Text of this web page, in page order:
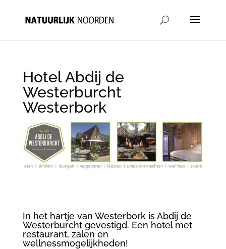
Hotel Abdij de
Westerburcht
Westerbork
In het hartje van Westerbork is Abdij de
Westerburcht gevestigd. Een hotel met
restaurant, zalen en
wellnessmogelijkheden!